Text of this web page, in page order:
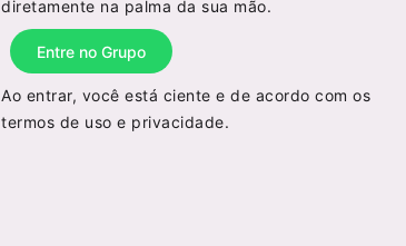
diretamente na palma da sua mão.
Entre no Grupo
Ao entrar, você está ciente e de acordo com os
termos de uso e privacidade.